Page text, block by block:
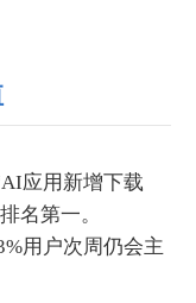
应用新增下载
名第一。
用户次周仍会主